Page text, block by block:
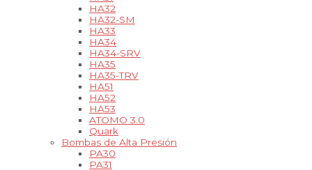
HA32
HA32-SM
HA33
HA34
HA34-SRV
HA35
HA35-TRV
HA51
HA52
HA53
ATOMO 3.0
Quark
Bombas de Alta Presión
PA30
PA31